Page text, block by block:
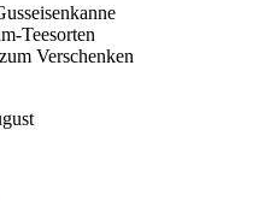
Teesorten
Verschenken